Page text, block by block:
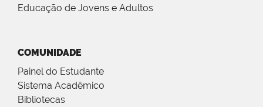
Educação de Jovens e Adultos
COMUNIDADE
Painel do Estudante
Sistema Acadêmico
Bibliotecas